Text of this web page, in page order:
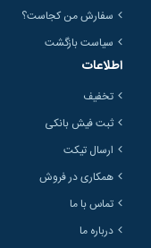
سفارش من کجاست؟
سیاست بازگشت
اطلاعات
تخفیف
ثبت فیش بانکی
ارسال تیکت
همکاری در فروش
تماس با ما
درباره ما